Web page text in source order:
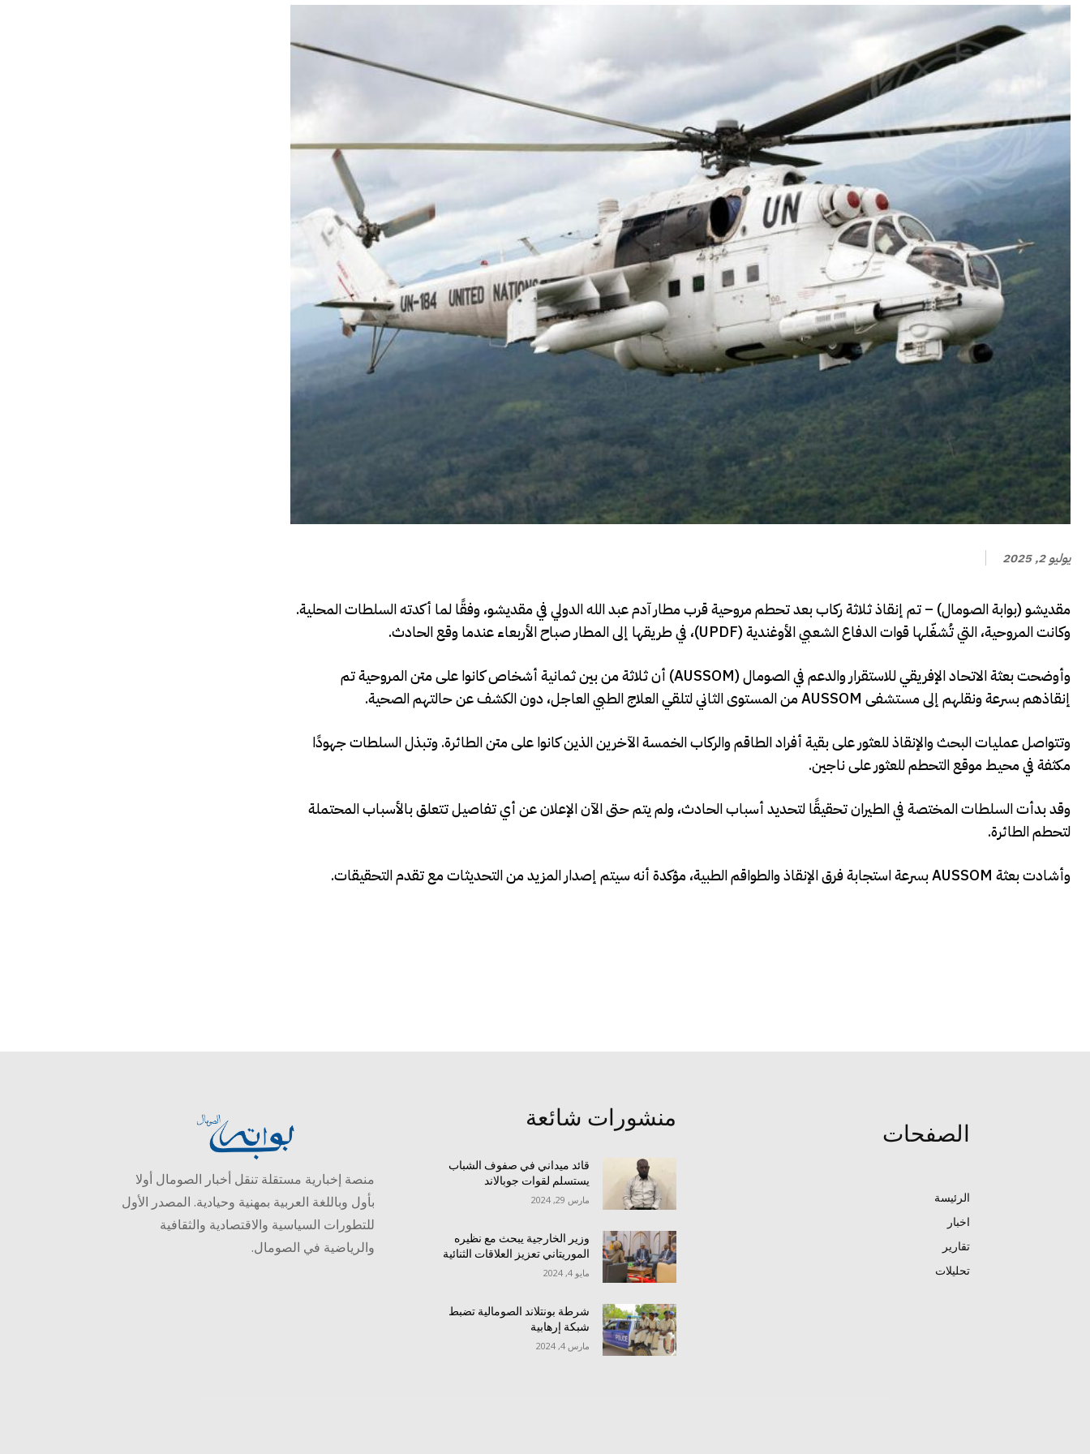
يوليو 2, 2025
مقديشو (بوابة الصومال) – تم إنقاذ ثلاثة ركاب بعد تحطم مروحية قرب مطار آدم عبد الله الدولي في مقديشو، وفقًا لما أكدته السلطات المحلية.
وكانت المروحية، التي تُشغّلها قوات الدفاع الشعبي الأوغندية (UPDF)، في طريقها إلى المطار صباح الأربعاء عندما وقع الحادث.
وأوضحت بعثة الاتحاد الإفريقي للاستقرار والدعم في الصومال (AUSSOM) أن ثلاثة من بين ثمانية أشخاص كانوا على متن المروحية تم
إنقاذهم بسرعة ونقلهم إلى مستشفى AUSSOM من المستوى الثاني لتلقي العلاج الطبي العاجل، دون الكشف عن حالتهم الصحية.
وتتواصل عمليات البحث والإنقاذ للعثور على بقية أفراد الطاقم والركاب الخمسة الآخرين الذين كانوا على متن الطائرة. وتبذل السلطات جهودًا
مكثفة في محيط موقع التحطم للعثور على ناجين.
وقد بدأت السلطات المختصة في الطيران تحقيقًا لتحديد أسباب الحادث، ولم يتم حتى الآن الإعلان عن أي تفاصيل تتعلق بالأسباب المحتملة
لتحطم الطائرة.
وأشادت بعثة AUSSOM بسرعة استجابة فرق الإنقاذ والطواقم الطبية، مؤكدة أنه سيتم إصدار المزيد من التحديثات مع تقدم التحقيقات.
منصة إخبارية مستقلة تنقل أخبار الصومال أولا
بأول وباللغة العربية بمهنية وحيادية. المصدر الأول
للتطورات السياسية والاقتصادية والثقافية
والرياضية في الصومال.
منشورات شائعة
قائد ميداني في صفوف الشباب
يستسلم لقوات جوبالاند
مارس 29, 2024
وزير الخارجية يبحث مع نظيره
الموريتاني تعزيز العلاقات الثنائية
مايو 4, 2024
شرطة بونتلاند الصومالية تضبط
شبكة إرهابية
مارس 4, 2024
الصفحات
الرئيسة
اخبار
تقارير
تحليلات